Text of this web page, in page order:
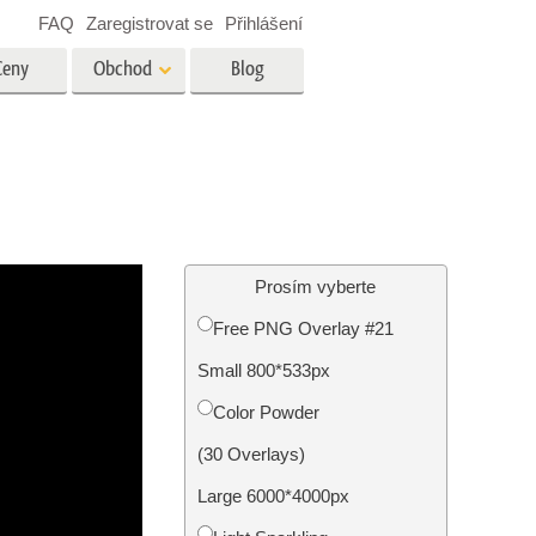
Foto Obnovení Služby
Obchod Blog
FAQ Zaregistrovat se Přihlášení
Prosím vyberte
Free PNG Overlay #21
Small 800*533px
Color Powder
(30 Overlays)
Large 6000*4000px